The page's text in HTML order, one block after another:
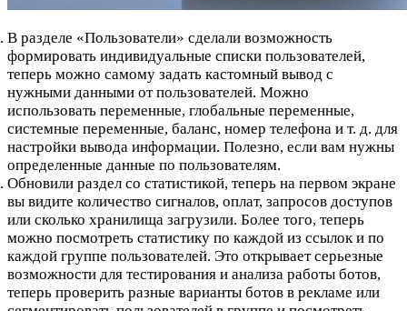
В разделе «Пользователи» сделали возможность
формировать индивидуальные списки пользователей,
теперь можно самому задать кастомный вывод с
нужными данными от пользователей. Можно
использовать переменные, глобальные переменные,
системные переменные, баланс, номер телефона и т. д. для
настройки вывода информации. Полезно, если вам нужны
определенные данные по пользователям.
Обновили раздел со статистикой, теперь на первом экране
вы видите количество сигналов, оплат, запросов доступов
или сколько хранилища загрузили. Более того, теперь
можно посмотреть статистику по каждой из ссылок и по
каждой группе пользователей. Это открывает серьезные
возможности для тестирования и анализа работы ботов,
теперь проверить разные варианты ботов в рекламе или